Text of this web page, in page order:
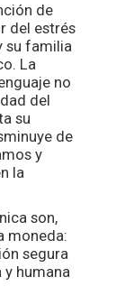
de
del estrés
su familia
La
no
del
su
de
y
la
son,
moneda:
segura
humana